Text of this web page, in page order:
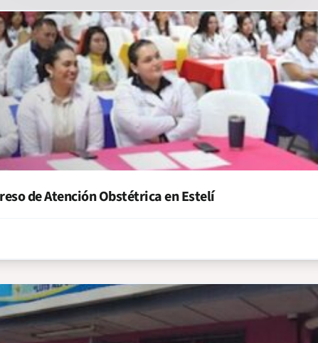
de Atención Obstétrica en Estelí